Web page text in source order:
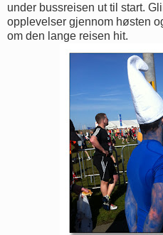
under bussreisen ut til start.
opplevelser gjennom høsten
om den lange reisen hit.